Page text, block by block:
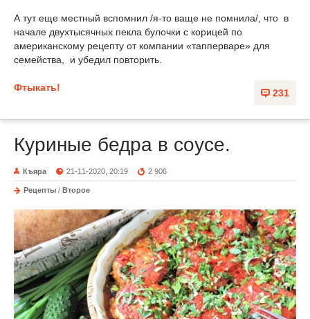
А тут еще местный вспомнил /я-то ваще не помнила/, что в
начале двухтысячных пекла булочки с корицей по
американскому рецепту от компании «тапперваре» для
семейства, и убедил повторить.
231
Фтыкать!
Куриные бедра в соусе.
Къяра 21-11-2020, 20:19 2 906
Рецепты / Второе